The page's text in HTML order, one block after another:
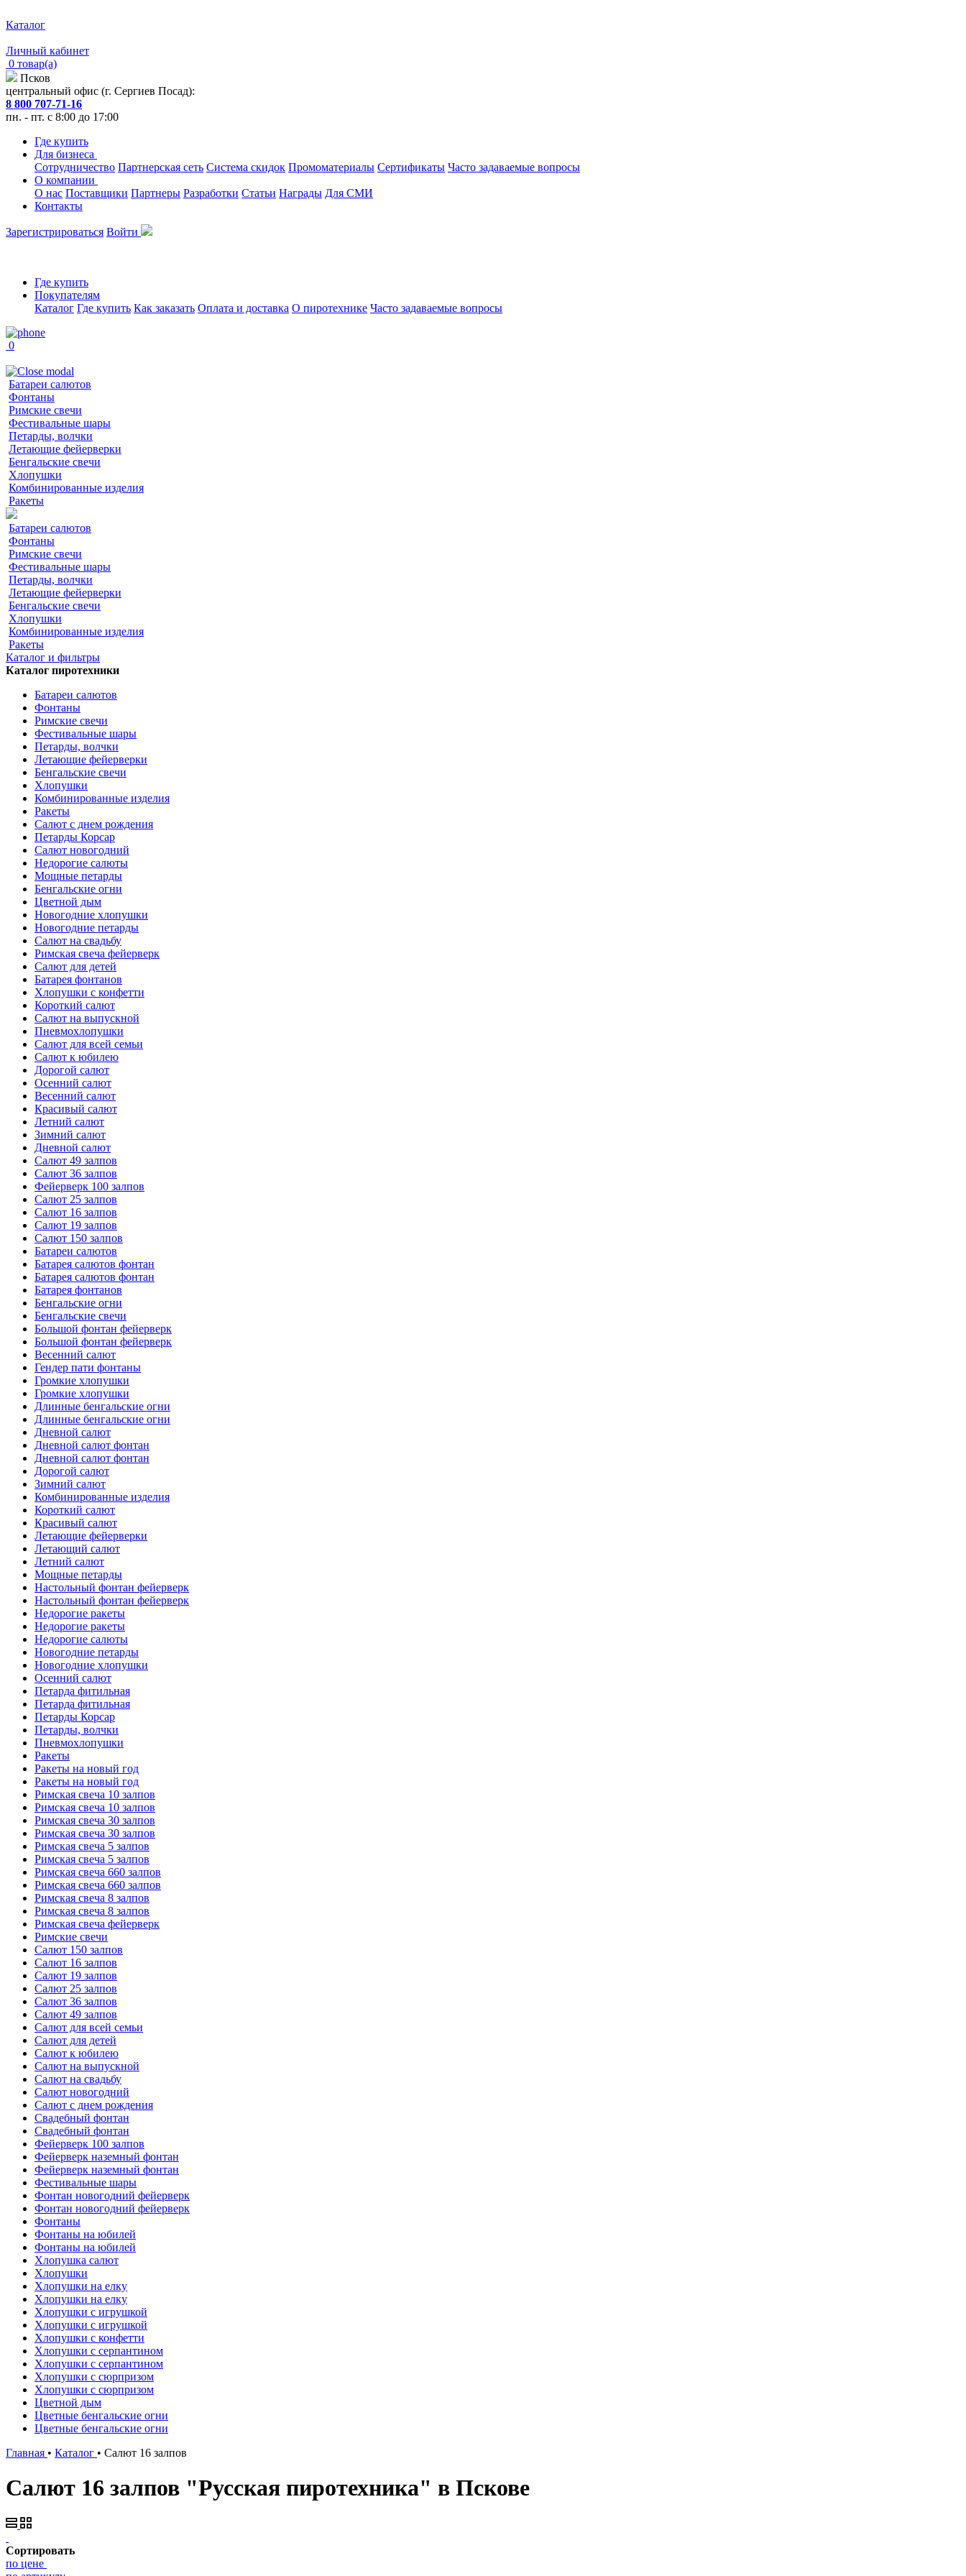
Каталог
Личный кабинет
0 товар(а)
Псков
центральный офис (г. Сергиев Посад):
8 800 707-71-16
пн. - пт. с 8:00 до 17:00
Где купить
Для бизнеса
Сотрудничество Партнерская сеть Система скидок Промоматериалы Сертификаты Часто задаваемые вопросы
О компании
О нас Поставщики Партнеры Разработки Статьи Награды Для СМИ
Контакты
Зарегистрироваться Войти
Где купить
Покупателям
Каталог Где купить Как заказать Оплата и доставка О пиротехнике Часто задаваемые вопросы
0
Батареи салютов
Фонтаны
Римские свечи
Фестивальные шары
Петарды, волчки
Летающие фейерверки
Бенгальские свечи
Хлопушки
Комбинированные изделия
Ракеты
Батареи салютов
Фонтаны
Римские свечи
Фестивальные шары
Петарды, волчки
Летающие фейерверки
Бенгальские свечи
Хлопушки
Комбинированные изделия
Ракеты
Каталог и фильтры
Каталог пиротехники
Батареи салютов
Фонтаны
Римские свечи
Фестивальные шары
Петарды, волчки
Летающие фейерверки
Бенгальские свечи
Хлопушки
Комбинированные изделия
Ракеты
Салют с днем рождения
Петарды Корсар
Салют новогодний
Недорогие салюты
Мощные петарды
Бенгальские огни
Цветной дым
Новогодние хлопушки
Новогодние петарды
Салют на свадьбу
Римская свеча фейерверк
Салют для детей
Батарея фонтанов
Хлопушки с конфетти
Короткий салют
Салют на выпускной
Пневмохлопушки
Салют для всей семьи
Салют к юбилею
Дорогой салют
Осенний салют
Весенний салют
Красивый салют
Летний салют
Зимний салют
Дневной салют
Салют 49 залпов
Салют 36 залпов
Фейерверк 100 залпов
Салют 25 залпов
Салют 16 залпов
Салют 19 залпов
Салют 150 залпов
Батареи салютов
Батарея салютов фонтан
Батарея салютов фонтан
Батарея фонтанов
Бенгальские огни
Бенгальские свечи
Большой фонтан фейерверк
Большой фонтан фейерверк
Весенний салют
Гендер пати фонтаны
Громкие хлопушки
Громкие хлопушки
Длинные бенгальские огни
Длинные бенгальские огни
Дневной салют
Дневной салют фонтан
Дневной салют фонтан
Дорогой салют
Зимний салют
Комбинированные изделия
Короткий салют
Красивый салют
Летающие фейерверки
Летающий салют
Летний салют
Мощные петарды
Настольный фонтан фейерверк
Настольный фонтан фейерверк
Недорогие ракеты
Недорогие ракеты
Недорогие салюты
Новогодние петарды
Новогодние хлопушки
Осенний салют
Петарда фитильная
Петарда фитильная
Петарды Корсар
Петарды, волчки
Пневмохлопушки
Ракеты
Ракеты на новый год
Ракеты на новый год
Римская свеча 10 залпов
Римская свеча 10 залпов
Римская свеча 30 залпов
Римская свеча 30 залпов
Римская свеча 5 залпов
Римская свеча 5 залпов
Римская свеча 660 залпов
Римская свеча 660 залпов
Римская свеча 8 залпов
Римская свеча 8 залпов
Римская свеча фейерверк
Римские свечи
Салют 150 залпов
Салют 16 залпов
Салют 19 залпов
Салют 25 залпов
Салют 36 залпов
Салют 49 залпов
Салют для всей семьи
Салют для детей
Салют к юбилею
Салют на выпускной
Салют на свадьбу
Салют новогодний
Салют с днем рождения
Свадебный фонтан
Свадебный фонтан
Фейерверк 100 залпов
Фейерверк наземный фонтан
Фейерверк наземный фонтан
Фестивальные шары
Фонтан новогодний фейерверк
Фонтан новогодний фейерверк
Фонтаны
Фонтаны на юбилей
Фонтаны на юбилей
Хлопушка салют
Хлопушки
Хлопушки на елку
Хлопушки на елку
Хлопушки с игрушкой
Хлопушки с игрушкой
Хлопушки с конфетти
Хлопушки с серпантином
Хлопушки с серпантином
Хлопушки с сюрпризом
Хлопушки с сюрпризом
Цветной дым
Цветные бенгальские огни
Цветные бенгальские огни
Главная • Каталог • Салют 16 залпов
Салют 16 залпов "Русская пиротехника" в Пскове
Сортировать
по цене